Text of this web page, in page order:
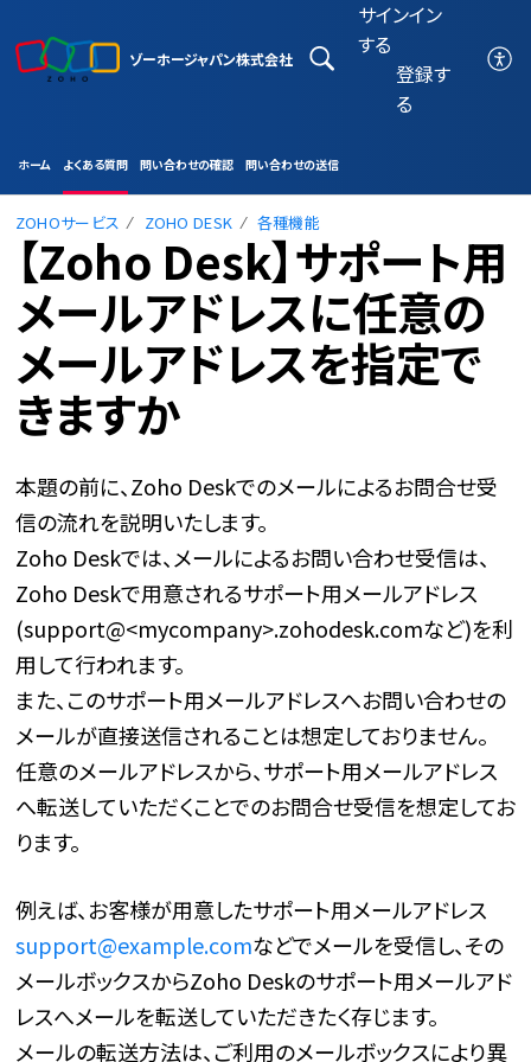
ゾーホージャパン株式会社
サインイン
する
登録す
る
ホーム よくある質問 問い合わせの確認 問い合わせの送信
ZOHOサービス ZOHO DESK 各種機能
【Zoho Desk】サポート用
メールアドレスに任意の
メールアドレスを指定で
きますか
本題の前に、Zoho Deskでのメールによるお問合せ受
信の流れを説明いたします。
Zoho Deskでは、メールによるお問い合わせ受信は、
Zoho Deskで用意されるサポート用メールアドレス
(support@<mycompany>.zohodesk.comなど)を利
用して行われます。
また、このサポート用メールアドレスへお問い合わせの
メールが直接送信されることは想定しておりません。
任意のメールアドレスから、サポート用メールアドレス
へ転送していただくことでのお問合せ受信を想定してお
ります。
例えば、お客様が用意したサポート用メールアドレス
support@example.comなどでメールを受信し、その
メールボックスからZoho Deskのサポート用メールアド
レスへメールを転送していただきたく存じます。
メールの転送方法は、ご利用のメールボックスにより異